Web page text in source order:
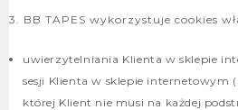
3. BB TAPES wykorzystuje cookies
uwierzytelniania Klienta w sklepie
sesji Klienta w sklepie internetowym
której Klient nie musi na każdej